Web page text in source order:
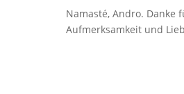
Namasté, Andro. Danke
Aufmerksamkeit und